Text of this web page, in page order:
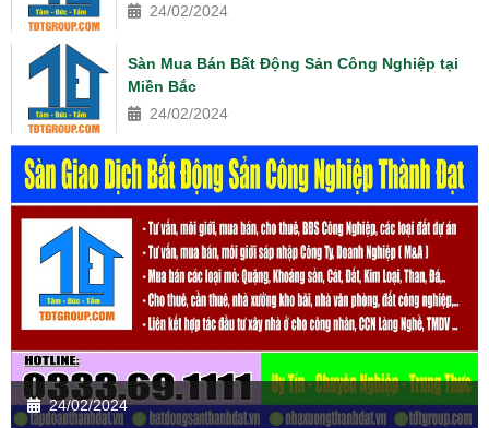
24/02/2024
Sàn Mua Bán Bất Động Sản Công Nghiệp tại
Miền Bắc
24/02/2024
24/02/2024